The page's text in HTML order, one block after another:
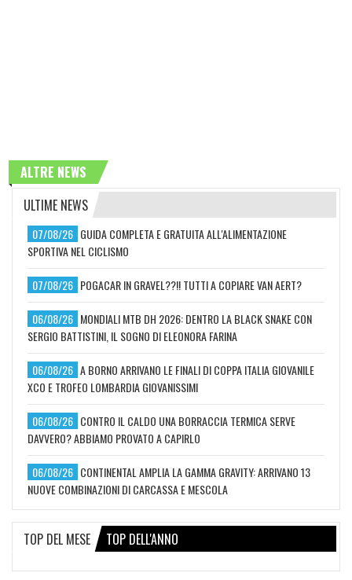
ALTRE NEWS
ULTIME NEWS
07/08/26 GUIDA COMPLETA E GRATUITA ALL'ALIMENTAZIONE
SPORTIVA NEL CICLISMO
07/08/26 POGACAR IN GRAVEL??!! TUTTI A COPIARE VAN AERT?
06/08/26 MONDIALI MTB DH 2026: DENTRO LA BLACK SNAKE CON
SERGIO BATTISTINI, IL SOGNO DI ELEONORA FARINA
06/08/26 A BORNO ARRIVANO LE FINALI DI COPPA ITALIA GIOVANILE
XCO E TROFEO LOMBARDIA GIOVANISSIMI
06/08/26 CONTRO IL CALDO UNA BORRACCIA TERMICA SERVE
DAVVERO? ABBIAMO PROVATO A CAPIRLO
06/08/26 CONTINENTAL AMPLIA LA GAMMA GRAVITY: ARRIVANO 13
NUOVE COMBINAZIONI DI CARCASSA E MESCOLA
TOP DEL MESE TOP DELL'ANNO